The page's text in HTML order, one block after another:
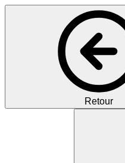
Retour